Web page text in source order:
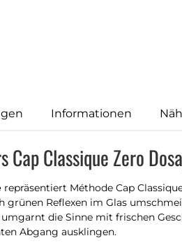
Informationen
Classique Zero
repräsentiert Méthode Cap
Reflexen im Glas
die Sinne mit frischen
Abgang ausklingen.